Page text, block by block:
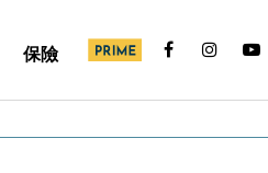
保險